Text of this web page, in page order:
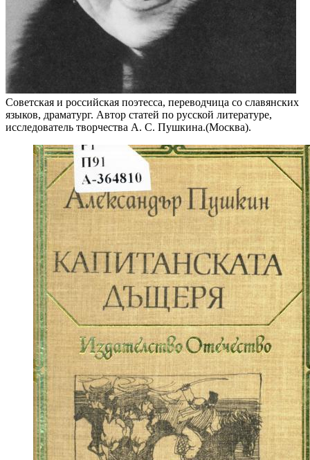
Советская и российская поэтесса, переводчица со славянских
языков, драматург. Автор статей по русской литературе,
исследователь творчества А. С. Пушкина.(Москва).